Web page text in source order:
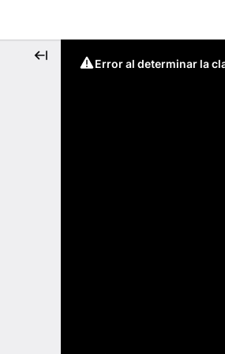
Error al determinar la